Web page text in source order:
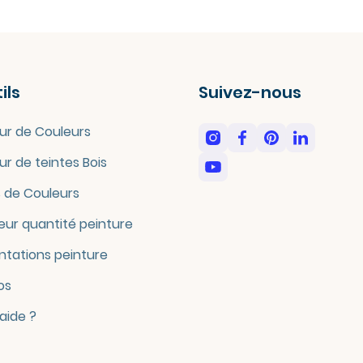
de Couleurs
de teintes Bois
Couleurs
quantité peinture
peinture
?
Suivez-nous